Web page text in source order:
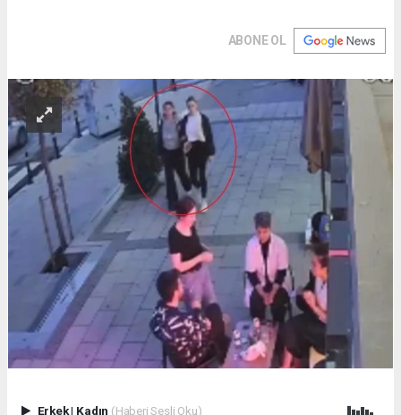
ABONE OL
Erkek| Kadın (Haberi Sesli Oku)